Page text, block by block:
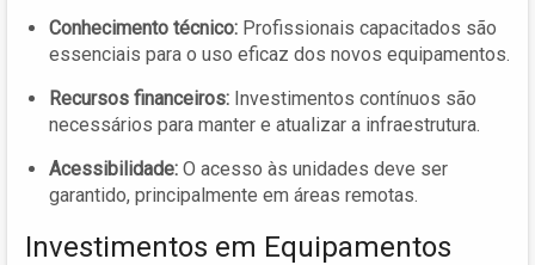
Conhecimento técnico: Profissionais capacitados são
essenciais para o uso eficaz dos novos equipamentos.
Recursos financeiros: Investimentos contínuos são
necessários para manter e atualizar a infraestrutura.
Acessibilidade: O acesso às unidades deve ser
garantido, principalmente em áreas remotas.
Investimentos em Equipamentos